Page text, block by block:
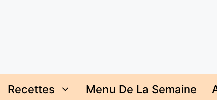
Recettes Menu De La Semaine